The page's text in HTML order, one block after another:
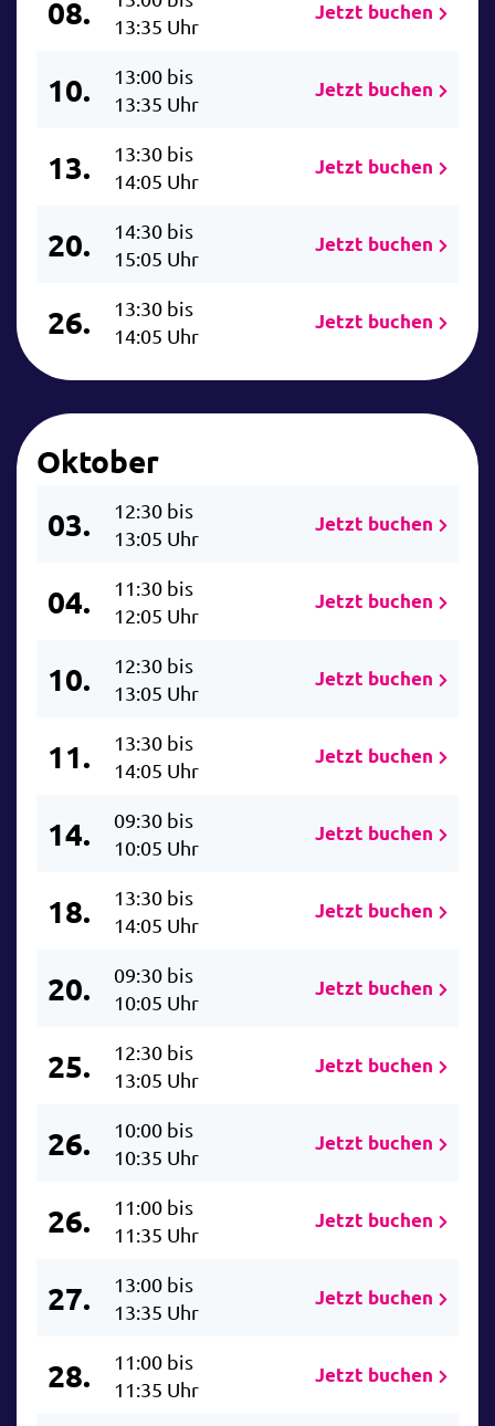
08.
13:35 Uhr
Jetzt buchen
10.
13:00 bis
13:35 Uhr
Jetzt buchen
13.
13:30 bis
14:05 Uhr
Jetzt buchen
20.
14:30 bis
15:05 Uhr
Jetzt buchen
26.
13:30 bis
14:05 Uhr
Jetzt buchen
Oktober
03.
12:30 bis
13:05 Uhr
Jetzt buchen
04.
11:30 bis
12:05 Uhr
Jetzt buchen
10.
12:30 bis
13:05 Uhr
Jetzt buchen
11.
13:30 bis
14:05 Uhr
Jetzt buchen
14.
09:30 bis
10:05 Uhr
Jetzt buchen
18.
13:30 bis
14:05 Uhr
Jetzt buchen
20.
09:30 bis
10:05 Uhr
Jetzt buchen
25.
12:30 bis
13:05 Uhr
Jetzt buchen
26.
10:00 bis
10:35 Uhr
Jetzt buchen
26.
11:00 bis
11:35 Uhr
Jetzt buchen
27.
13:00 bis
13:35 Uhr
Jetzt buchen
28.
11:00 bis
11:35 Uhr
Jetzt buchen